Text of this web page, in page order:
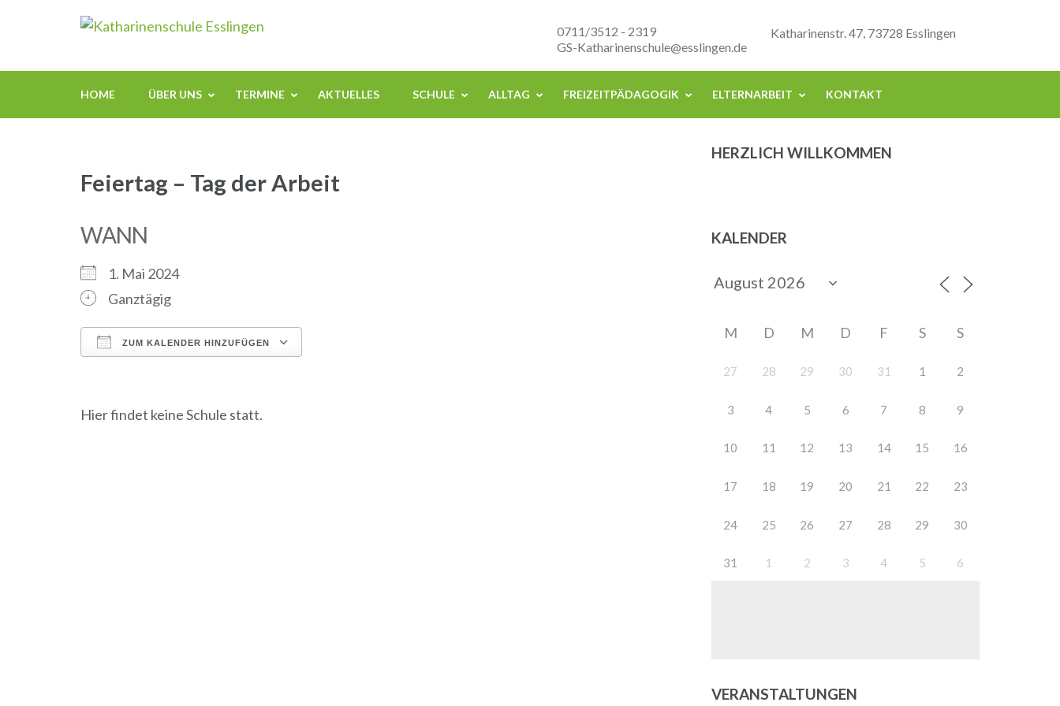
(Enter
Katharinenstr. 47, 73728 Esslingen
0711/3512 - 2319
GS-Katharinenschule@esslingen.de
HOME ÜBER UNS TERMINE AKTUELLES SCHULE ALLTAG FREIZEITPÄDAGOGIK ELTERNARBEIT KONTAKT
Feiertag – Tag der Arbeit
WANN
1. Mai 2024
Ganztägig
ZUM KALENDER HINZUFÜGEN
Office 365 Outlook Live
Hier findet keine Schule statt.
HERZLICH WILLKOMMEN
KALENDER
M D M D F S S
27 28 29 30 31 1 2
3 4 5 6 7 8 9
10 11 12 13 14 15 16
17 18 19 20 21 22 23
24 25 26 27 28 29 30
31 1 2 3 4 5 6
VERANSTALTUNGEN